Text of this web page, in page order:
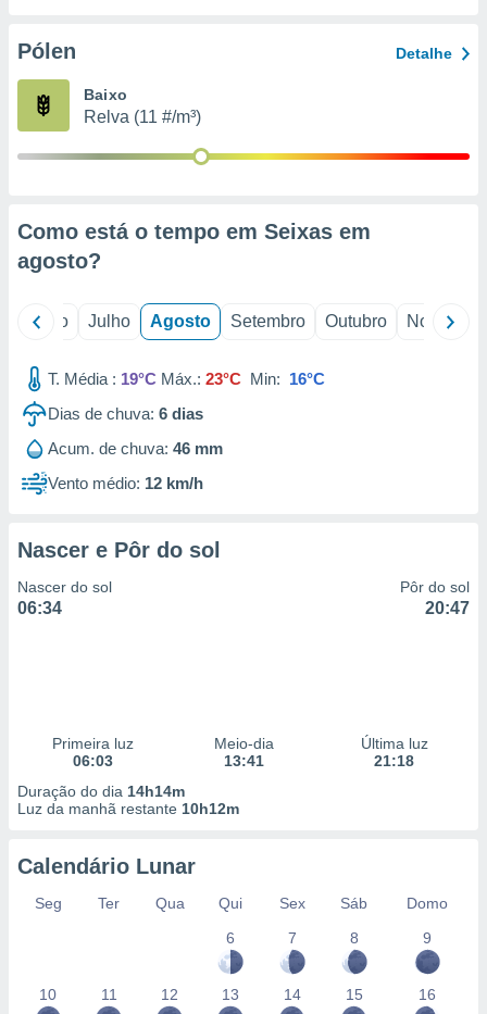
através
estudos
e
Pólen Detalhe
Baixo
Relva (11 #/m³)
Como está o tempo em Seixas em
agosto?
Junho Julho Agosto Setembro Outubro Novembro
T. Média : 19°C Máx.: 23°C Min: 16°C
Dias de chuva: 6 dias
Acum. de chuva: 46 mm
Vento médio: 12 km/h
Nascer e Pôr do sol
Nascer do sol
06:34
Pôr do sol
20:47
Primeira luz
06:03
Meio-dia
13:41
Última luz
21:18
Duração do dia 14h14m
Luz da manhã restante 10h12m
Calendário Lunar
Seg Ter Qua Qui Sex Sáb
Domo
6
7 8 9
10 11 12 13 14 15 16